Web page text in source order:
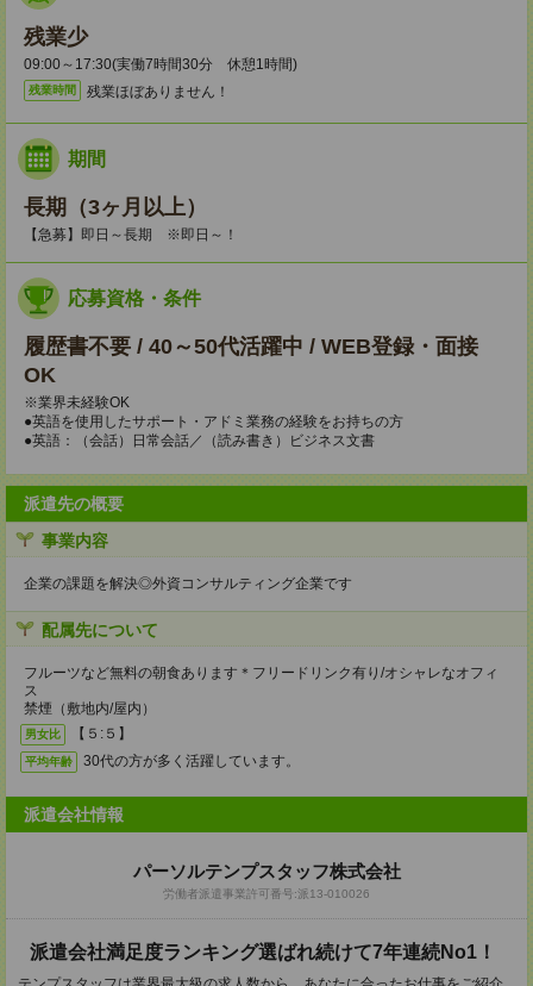
残業少
09:00～17:30(実働7時間30分 休憩1時間)
残業時間 残業ほぼありません！
期間
長期（3ヶ月以上）
【急募】即日～長期 ※即日～！
応募資格・条件
履歴書不要 / 40～50代活躍中 / WEB登録・面接
OK
※業界未経験OK
●英語を使用したサポート・アドミ業務の経験をお持ちの方
●英語：（会話）日常会話／（読み書き）ビジネス文書
派遣先の概要
事業内容
企業の課題を解決◎外資コンサルティング企業です
配属先について
フルーツなど無料の朝食あります＊フリードリンク有り/オシャレなオフィ
ス
禁煙（敷地内/屋内）
男女比 【５:５】
平均年齢 30代の方が多く活躍しています。
派遣会社情報
パーソルテンプスタッフ株式会社
労働者派遣事業許可番号:派13-010026
派遣会社満足度ランキング選ばれ続けて7年連続No1！